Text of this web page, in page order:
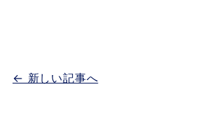
← 新しい記事へ